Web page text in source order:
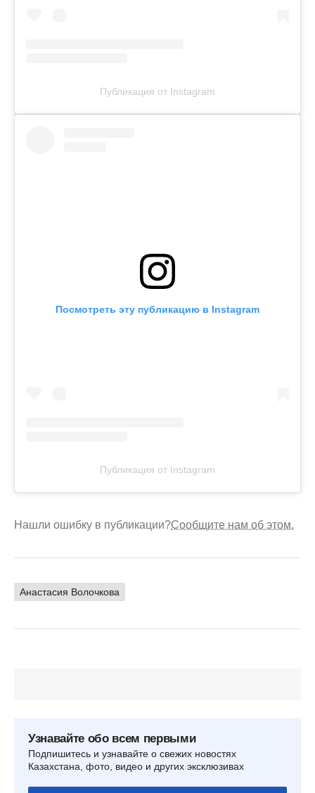
Публикация от Instagram
Посмотреть эту публикацию в Instagram
Публикация от Instagram
Нашли ошибку в публикации?Сообщите нам об этом.
Анастасия Волочкова
Узнавайте обо всем первыми
Подпишитесь и узнавайте о свежих новостях
Казахстана, фото, видео и других эксклюзивах